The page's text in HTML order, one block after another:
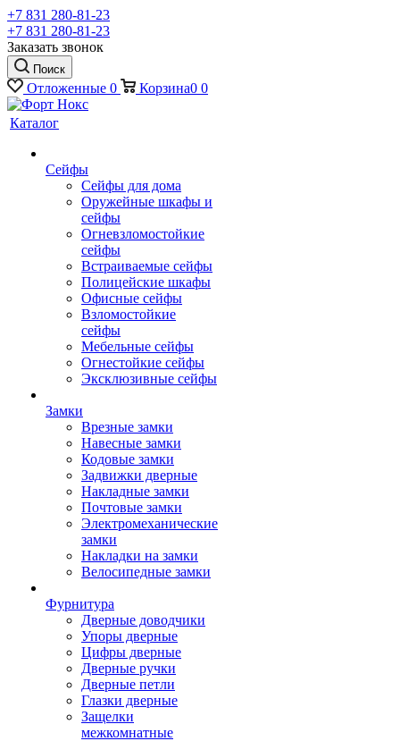
+7 831 280-81-23
+7 831 280-81-23
Заказать звонок
Поиск
Отложенные 0 Корзина0 0
Каталог
Сейфы
Сейфы для дома
Оружейные шкафы и
сейфы
Огневзломостойкие
сейфы
Встраиваемые сейфы
Полицейские шкафы
Офисные сейфы
Взломостойкие
сейфы
Мебельные сейфы
Огнестойкие сейфы
Эксклюзивные сейфы
Замки
Врезные замки
Навесные замки
Кодовые замки
Задвижки дверные
Накладные замки
Почтовые замки
Электромеханические
замки
Накладки на замки
Велосипедные замки
Фурнитура
Дверные доводчики
Упоры дверные
Цифры дверные
Дверные ручки
Дверные петли
Глазки дверные
Защелки
межкомнатные